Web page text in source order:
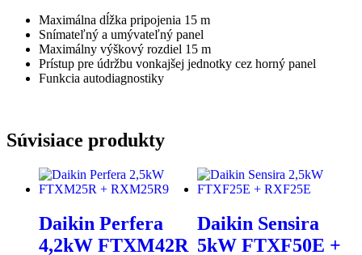
Maximálna dĺžka pripojenia 15 m
Snímateľný a umývateľný panel
Maximálny výškový rozdiel 15 m
Prístup pre údržbu vonkajšej jednotky cez horný panel
Funkcia autodiagnostiky
Súvisiace produkty
Daikin Perfera
4,2kW FTXM42R
Daikin Sensira
5kW FTXF50E +